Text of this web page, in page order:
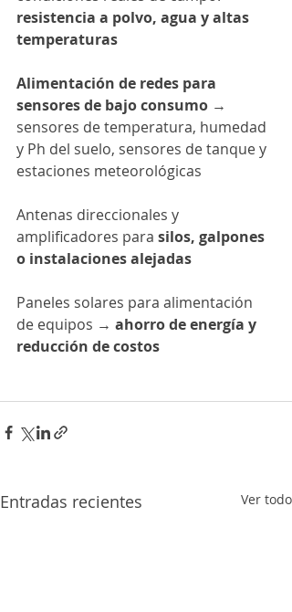
resistencia a polvo, agua y altas
temperaturas
Alimentación de redes para
sensores de bajo consumo →
sensores de temperatura, humedad
y Ph del suelo, sensores de tanque y
estaciones meteorológicas
Antenas direccionales y
amplificadores para silos, galpones
o instalaciones alejadas
Paneles solares para alimentación
de equipos → ahorro de energía y
reducción de costos
Entradas recientes Ver todo